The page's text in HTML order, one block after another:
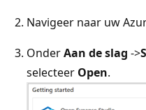
Navigeer naar uw
OnderAan de slag ->
selecteer Open.